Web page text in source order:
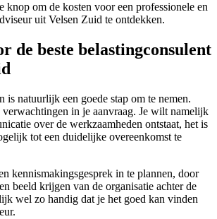
knop om de kosten voor een professionele en
uit Velsen Zuid te ontdekken.
de beste belastingconsulent
is natuurlijk een goede stap om te nemen.
in je aanvraag. Je wilt namelijk
over de werkzaamheden ontstaat, het is
tot een duidelijke overeenkomst te
kennismakingsgesprek in te plannen, door
beeld krijgen van de organisatie achter de
wel zo handig dat je het goed kan vinden